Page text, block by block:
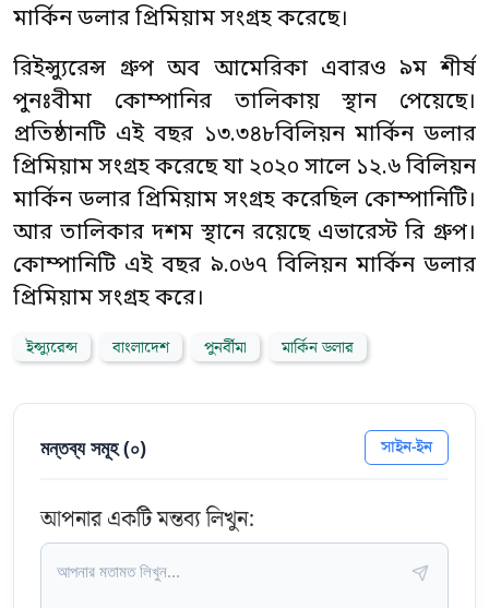
মার্কিন ডলার প্রিমিয়াম সংগ্রহ করেছে।
রিইন্স্যুরেন্স গ্রুপ অব আমেরিকা এবারও ৯ম শীর্ষ
পুনঃবীমা কোম্পানির তালিকায় স্থান পেয়েছে।
প্রতিষ্ঠানটি এই বছর ১৩.৩৪৮বিলিয়ন মার্কিন ডলার
প্রিমিয়াম সংগ্রহ করেছে যা ২০২০ সালে ১২.৬ বিলিয়ন
মার্কিন ডলার প্রিমিয়াম সংগ্রহ করেছিল কোম্পানিটি।
আর তালিকার দশম স্থানে রয়েছে এভারেস্ট রি গ্রুপ।
কোম্পানিটি এই বছর ৯.০৬৭ বিলিয়ন মার্কিন ডলার
প্রিমিয়াম সংগ্রহ করে।
ইন্স্যুরেন্স বাংলাদেশ পুনর্বীমা মার্কিন ডলার
মন্তব্য সমূহ (০) সাইন-ইন
আপনার একটি মন্তব্য লিখুন: